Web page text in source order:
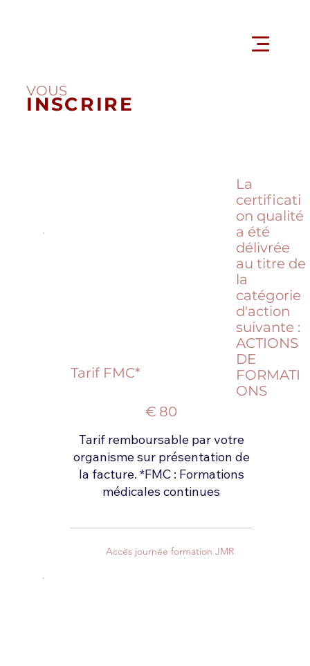
La
certificati
on qualité
a été
délivrée
au titre de
la
catégorie
d'action
suivante :
ACTIONS
DE
FORMATI
ONS
Tarif FMC*
€ 80
Tarif remboursable par votre
organisme sur présentation de
la facture. *FMC : Formations
médicales continues
Accès journée formation JMR
VOUS
INSCRIRE